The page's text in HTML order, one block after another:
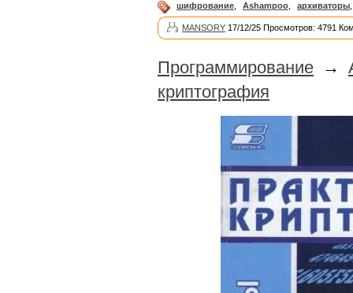
шифрование, Ashampoo, архиваторы
MANSORY 17/12/25 Просмотров: 4791
Программирование →
криптография